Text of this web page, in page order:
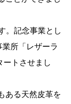
。記念事業とし
所「レザーラ
ートさせまし
ある天然皮革を